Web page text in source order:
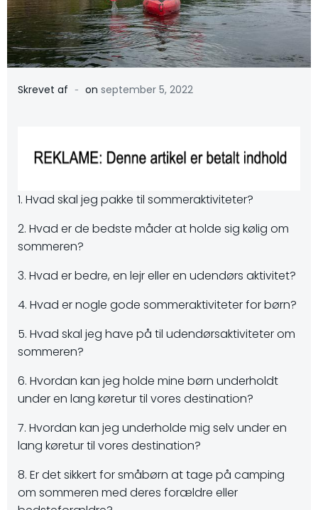
Skrevet af - on september 5, 2022
1. Hvad skal jeg pakke til sommeraktiviteter?
2. Hvad er de bedste måder at holde sig kølig om
sommeren?
3. Hvad er bedre, en lejr eller en udendørs aktivitet?
4. Hvad er nogle gode sommeraktiviteter for børn?
5. Hvad skal jeg have på til udendørsaktiviteter om
sommeren?
6. Hvordan kan jeg holde mine børn underholdt
under en lang køretur til vores destination?
7. Hvordan kan jeg underholde mig selv under en
lang køretur til vores destination?
8. Er det sikkert for småbørn at tage på camping
om sommeren med deres forældre eller